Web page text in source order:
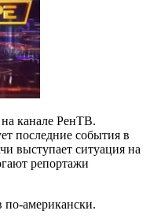
канале РенТВ.
последние события в
выступает ситуация на
репортажи
по-американски.